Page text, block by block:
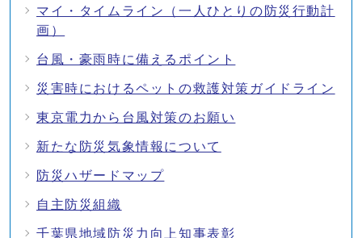
マイ・タイムライン（一人ひとりの防災行動計
画）
台風・豪雨時に備えるポイント
災害時におけるペットの救護対策ガイドライン
東京電力から台風対策のお願い
新たな防災気象情報について
防災ハザードマップ
自主防災組織
千葉県地域防災力向上知事表彰